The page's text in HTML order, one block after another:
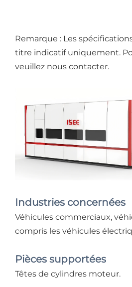
Remarque : Les
titre indicatif uniquement.
veuillez nous contacter.
Industries concernées
Véhicules commerciaux,
compris les véhicules
Pièces supportées
Têtes de cylindres moteur.